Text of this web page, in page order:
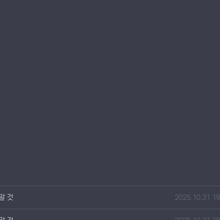
것 작성일
2025.10.31